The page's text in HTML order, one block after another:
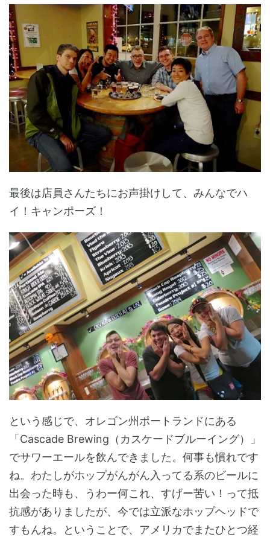
最後は店員さんたちにお声掛けして、みんなでハ
イ！キャンポーズ！
という感じで、オレゴン州ポートランドにある
「Cascade Brewing（カスケードブルーイング）」
でサワーエールを飲んできました。何事も慣れです
ね。わたしがホップがんがん入ってる系のビールに
出会った時も、うわー何これ、すげー苦い！って抵
抗感がありましたが、今では立派なホップヘッドで
すもんね。ということで、アメリカでまたひとつ経